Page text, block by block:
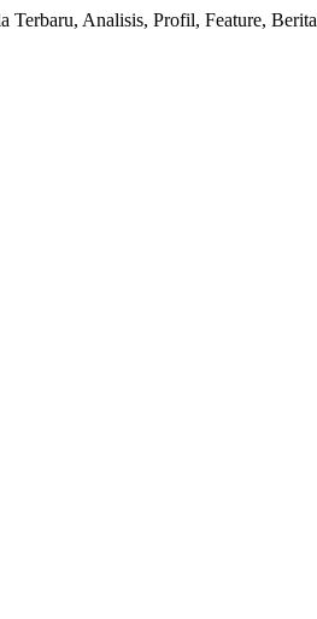
Terbaru, Analisis, Profil, Feature,